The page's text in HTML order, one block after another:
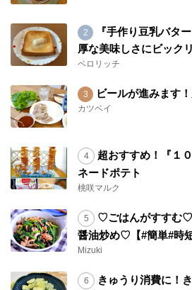
『手作り豆乳バタ
厚な美味しさにビック
ベロリッチ
ビールが進みます
カツベイ
超おすすめ！『１
ネードポテト
桃咲マルク
♡ごはんがすすむ♡
醤油炒め♡【#簡単#時短
Mizuki
きゅうり消費に！